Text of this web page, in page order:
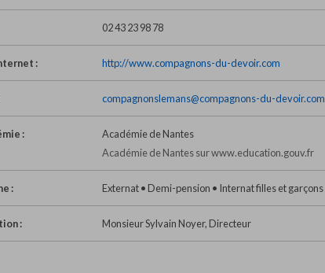
02 43 23 98 78
: http://www.compagnons-du-devoir.com
compagnonslemans@compagnons-du-devoir.com
:
Académie de Nantes
Académie de Nantes sur www.education.gouv.fr
: Externat • Demi-pension • Internat filles et garçons
: Monsieur Sylvain Noyer, Directeur